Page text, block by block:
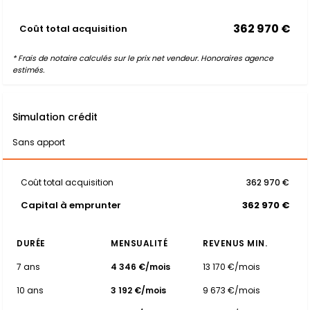
Coût total acquisition 362 970 €
* Frais de notaire calculés sur le prix net vendeur. Honoraires agence
estimés.
Simulation crédit
Sans apport
Coût total acquisition 362 970 €
Capital à emprunter 362 970 €
DURÉE MENSUALITÉ
REVENUS MIN.
7 ans
4 346 €/mois
13 170 €/mois
10 ans
3 192 €/mois
9 673 €/mois